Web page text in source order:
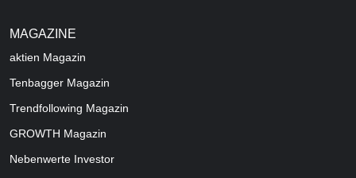
MAGAZINE
aktien Magazin
Tenbagger Magazin
Trendfollowing Magazin
GROWTH Magazin
Nebenwerte Investor